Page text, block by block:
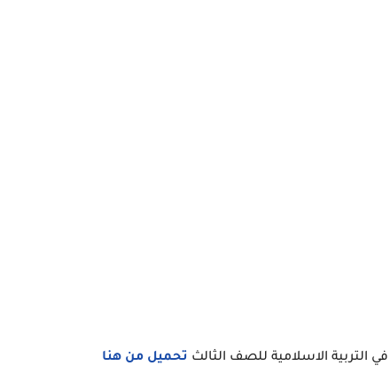
الاسلامية للصف الثالث تحميل من هنا